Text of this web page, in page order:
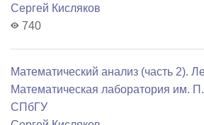
Сергей Кисляков
740
Математический анализ (часть 2).
Математичеcкая лаборатория им.
СПбГУ